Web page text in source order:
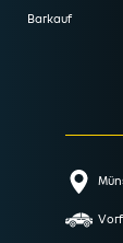
Barkauf